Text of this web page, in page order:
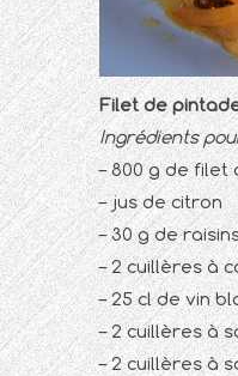
Filet de
Ingrédients
– 800 g de
– jus de citron
– 30 g de
– 2 cuillères à
– 25 cl de vin
– 2 cuillères à
– 2 cuillères à